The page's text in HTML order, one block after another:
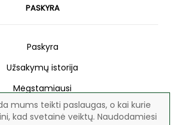
mums teikti paslaugas, o kai kurie
kad svetainė veiktų. Naudodamiesi
PASKYRA
Paskyra
Užsakymų istorija
Mėgstamiausi
Naujienlaiškis